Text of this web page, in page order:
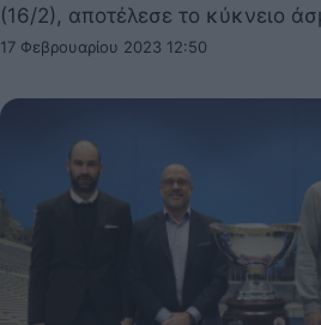
(16/2), αποτέλεσε το κύκνειο
17 Φεβρουαρίου 2023 12:50